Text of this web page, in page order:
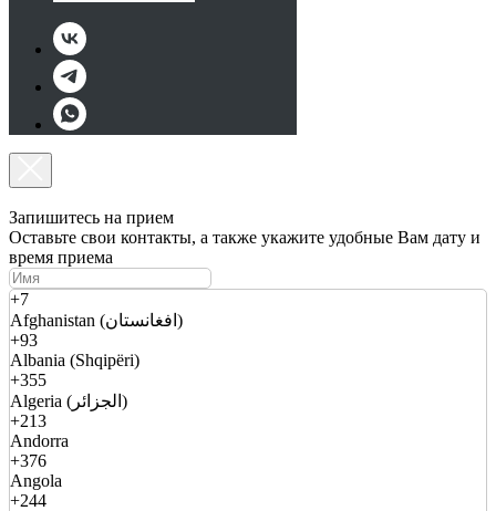
Запишитесь на прием
Оставьте свои контакты, а также укажите удобные Вам дату и
время приема
+7
Afghanistan (افغانستان)
+93
Albania (Shqipëri)
+355
Algeria (الجزائر)
+213
Andorra
+376
Angola
+244